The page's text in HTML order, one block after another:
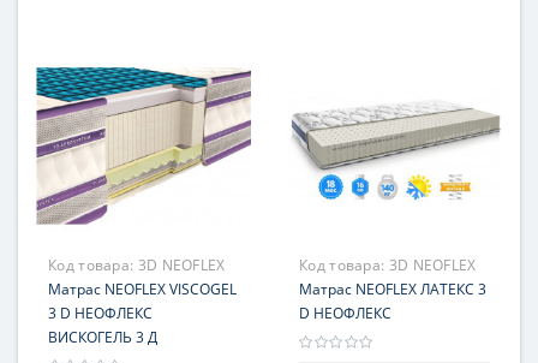
Жесткость
стороны с разной
жесткостью
Гарантия
18 месяцев
Жесткость
стороны с разной
жесткостью
Гарантия
Код товара: 3D NEOFLEX
VISCOGEL
Матрас NEOFLEX VISCOGEL
3 D НЕОФЛЕКС
ВИСКОГЕЛЬ 3 Д
Код товара: 3D NEOFLEX
ЛАТЕКС
Матрас NEOFLEX ЛАТЕКС 3
D НЕОФЛЕКС